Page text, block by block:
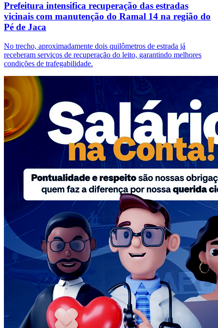
Prefeitura intensifica recuperação das estradas
vicinais com manutenção do Ramal 14 na região do
Pé de Jaca
No trecho, aproximadamente dois quilômetros de estrada já
receberam serviços de recuperação do leito, garantindo melhores
condições de trafegabilidade.